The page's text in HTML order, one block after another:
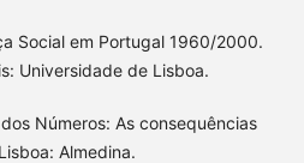
Social em Portugal 1960/2000.
Universidade de Lisboa.
Números: As consequências
Almedina.